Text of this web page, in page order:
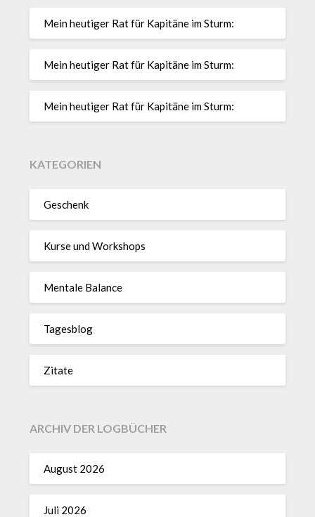
Mein heutiger Rat für Kapitäne im Sturm:
Mein heutiger Rat für Kapitäne im Sturm:
Mein heutiger Rat für Kapitäne im Sturm:
KATEGORIEN
Geschenk
Kurse und Workshops
Mentale Balance
Tagesblog
Zitate
ARCHIV DER LOGBÜCHER
August 2026
Juli 2026